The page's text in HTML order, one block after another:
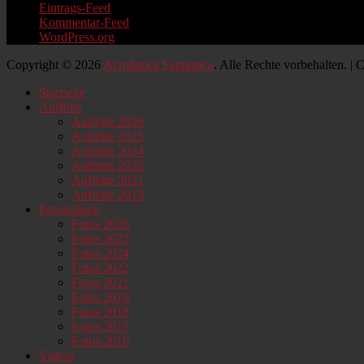
Eintrags-Feed
Kommentar-Feed
WordPress.org
Copyright © 2026Acrobatica Fantastica. Alle Rechte vorbehalten. |
oben
scrollen
Startseite
Auftritte
Auftritte 2026
Auftritte 2025
Auftritte 2024
Auftritte 2022
Auftritte 2021
Auftritte 2019
Fotogallerie
Fotos 2026
Fotos 2025
Fotos 2024
Fotos 2022
Fotos 2021
Fotos 2019
Fotos 2018
Fotos 2017
Fotos 2016
Videos